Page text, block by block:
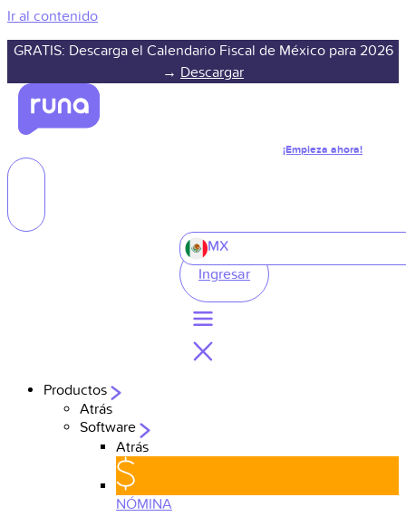
Ir al contenido
GRATIS: Descarga el Calendario Fiscal de México para 2026
→ Descargar
¡Empieza ahora!
MX
Ingresar
Productos
Atrás
Software
Atrás
NÓMINA